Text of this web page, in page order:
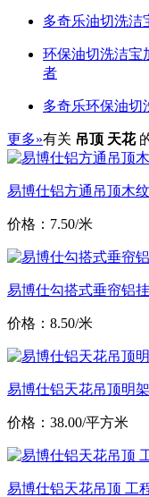
多奇乐油切洗洁
环保油切洗洁宝
者
多奇乐环保油切
更多»有关 吊顶 天花
易博仕铝方通吊顶木
价格：7.50/米
易博仕勾搭式垂帘铝
价格：8.50/米
易博仕铝天花吊顶明
价格：38.00/平方米
易博仕铝天花吊顶 工